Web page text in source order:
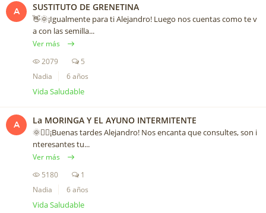
A SUSTITUTO DE GRENETINA
👋🌞¡Igualmente para ti Alejandro! Luego nos cuentas como te v
a con las semilla...
Ver más
2079
5
Nadia
6 años
Vida Saludable
A La MORINGA Y EL AYUNO INTERMITENTE
🌞🙋‍♀️¡Buenas tardes Alejandro! Nos encanta que consultes, son i
nteresantes tu...
Ver más
5180
1
Nadia
6 años
Vida Saludable